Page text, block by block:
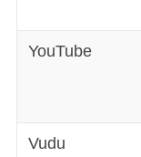
YouTube
Vudu
r